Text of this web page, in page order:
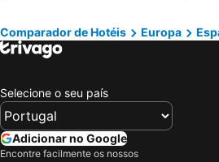
Pilar de la Horadada, Valência Hotéis
Sant
La Marina, Valência Hotéis
A Manga, Múrcia Hotéis
Cartagena, Múrcia Hotéis
San Pedro del Pinatar, Múrcia Hotéis
Comparador de Hotéis Europa
Selecione o seu país
Adicionar no Google
Encontre facilmente os nossos